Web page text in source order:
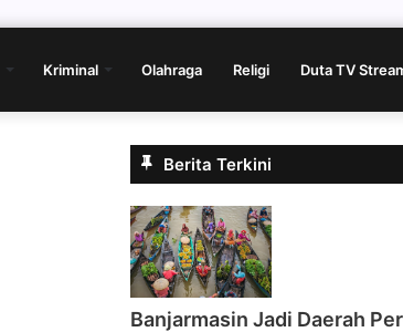
Kriminal Olahraga Religi Duta TV
Berita Terkini
Banjarmasin Jadi Daerah